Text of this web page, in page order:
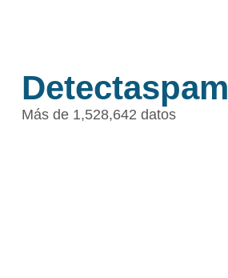
Detectaspam
Más de 1,528,642 datos